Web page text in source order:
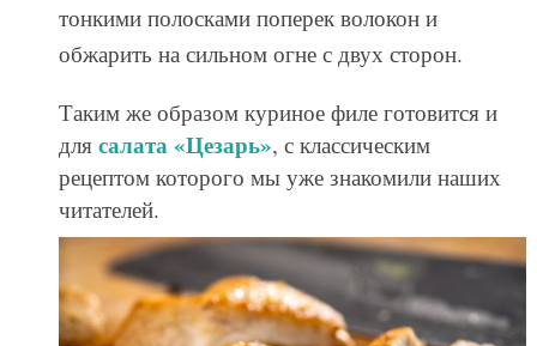
тонкими полосками поперек волокон и
обжарить на сильном огне с двух сторон.
Таким же образом куриное филе готовится и
для салата «Цезарь», с классическим
рецептом которого мы уже знакомили наших
читателей.